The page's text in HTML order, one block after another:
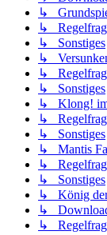
↳
↳
↳ Sonstiges
↳
↳
↳ Sonstiges
↳ Klong!
↳
↳ Sonstiges
↳ Mantis
↳
↳ Sonstiges
↳ König der
↳
↳